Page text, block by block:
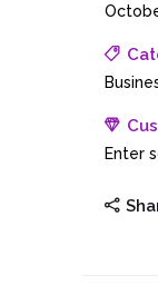
Enter